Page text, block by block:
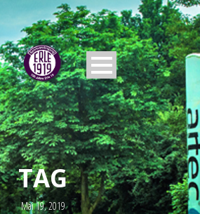
TAG
Mai 19, 2019